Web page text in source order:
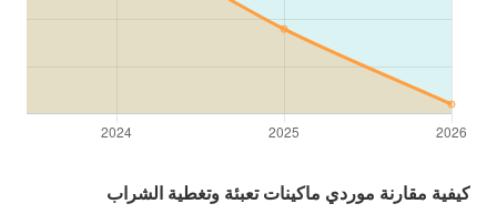
كيفية مقارنة موردي ماكينات تعبئة وتغطية الشراب